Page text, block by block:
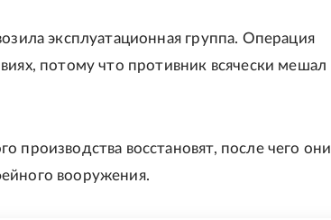
эксплуатационная группа. Операция
потому что противник всячески мешал
производства восстановят, после чего они
вооружения.